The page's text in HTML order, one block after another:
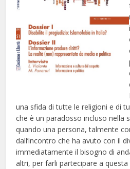
una sfida di tutte le religioni e di
che è un paradosso incluso nella
quando una persona, talmente
dall’incontro che ha avuto con il
immediatamente il bisogno di
altri, per farli partecipare a